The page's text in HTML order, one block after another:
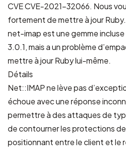
CVECVE-2021-32066. Nous
fortement de mettre à jour Ruby.
net-imap est une gemme
3.0.1, mais a un problème
mettre à jour Ruby lui-même.
Détails
Net::IMAP ne lève pas
échoue avec une réponse
permettre à des attaques de
de contourner les protections de
positionnant entre le client et le